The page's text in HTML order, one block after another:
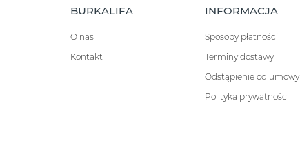
BURKALIFA
O nas
Kontakt
INFORMACJA
Sposoby płatności
Terminy dostawy
Odstąpienie od umowy
Polityka prywatności